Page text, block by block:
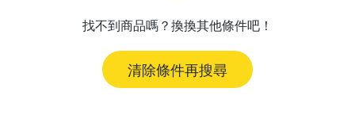
找不到商品嗎？換換其他條件吧！
清除條件再搜尋